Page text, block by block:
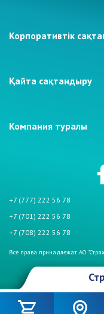
Корпоративтік
Қайта сақтандыру
Компания туралы
+7 (777) 222 56 78
+7 (701) 222 56 78
+7 (708) 222 56 78
Все права принадлежат АО
беспокойтесь, если у Вас